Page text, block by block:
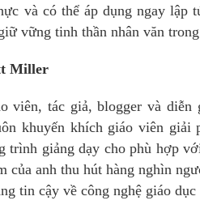
và có thể áp dụng ngay lập
vững tinh thần nhân văn
Miller
viên, tác giả, blogger và diễn
khuyến khích giáo viên
trình giảng dạy cho phù hợp
của anh thu hút hàng nghìn
tin cậy về công nghệ giáo